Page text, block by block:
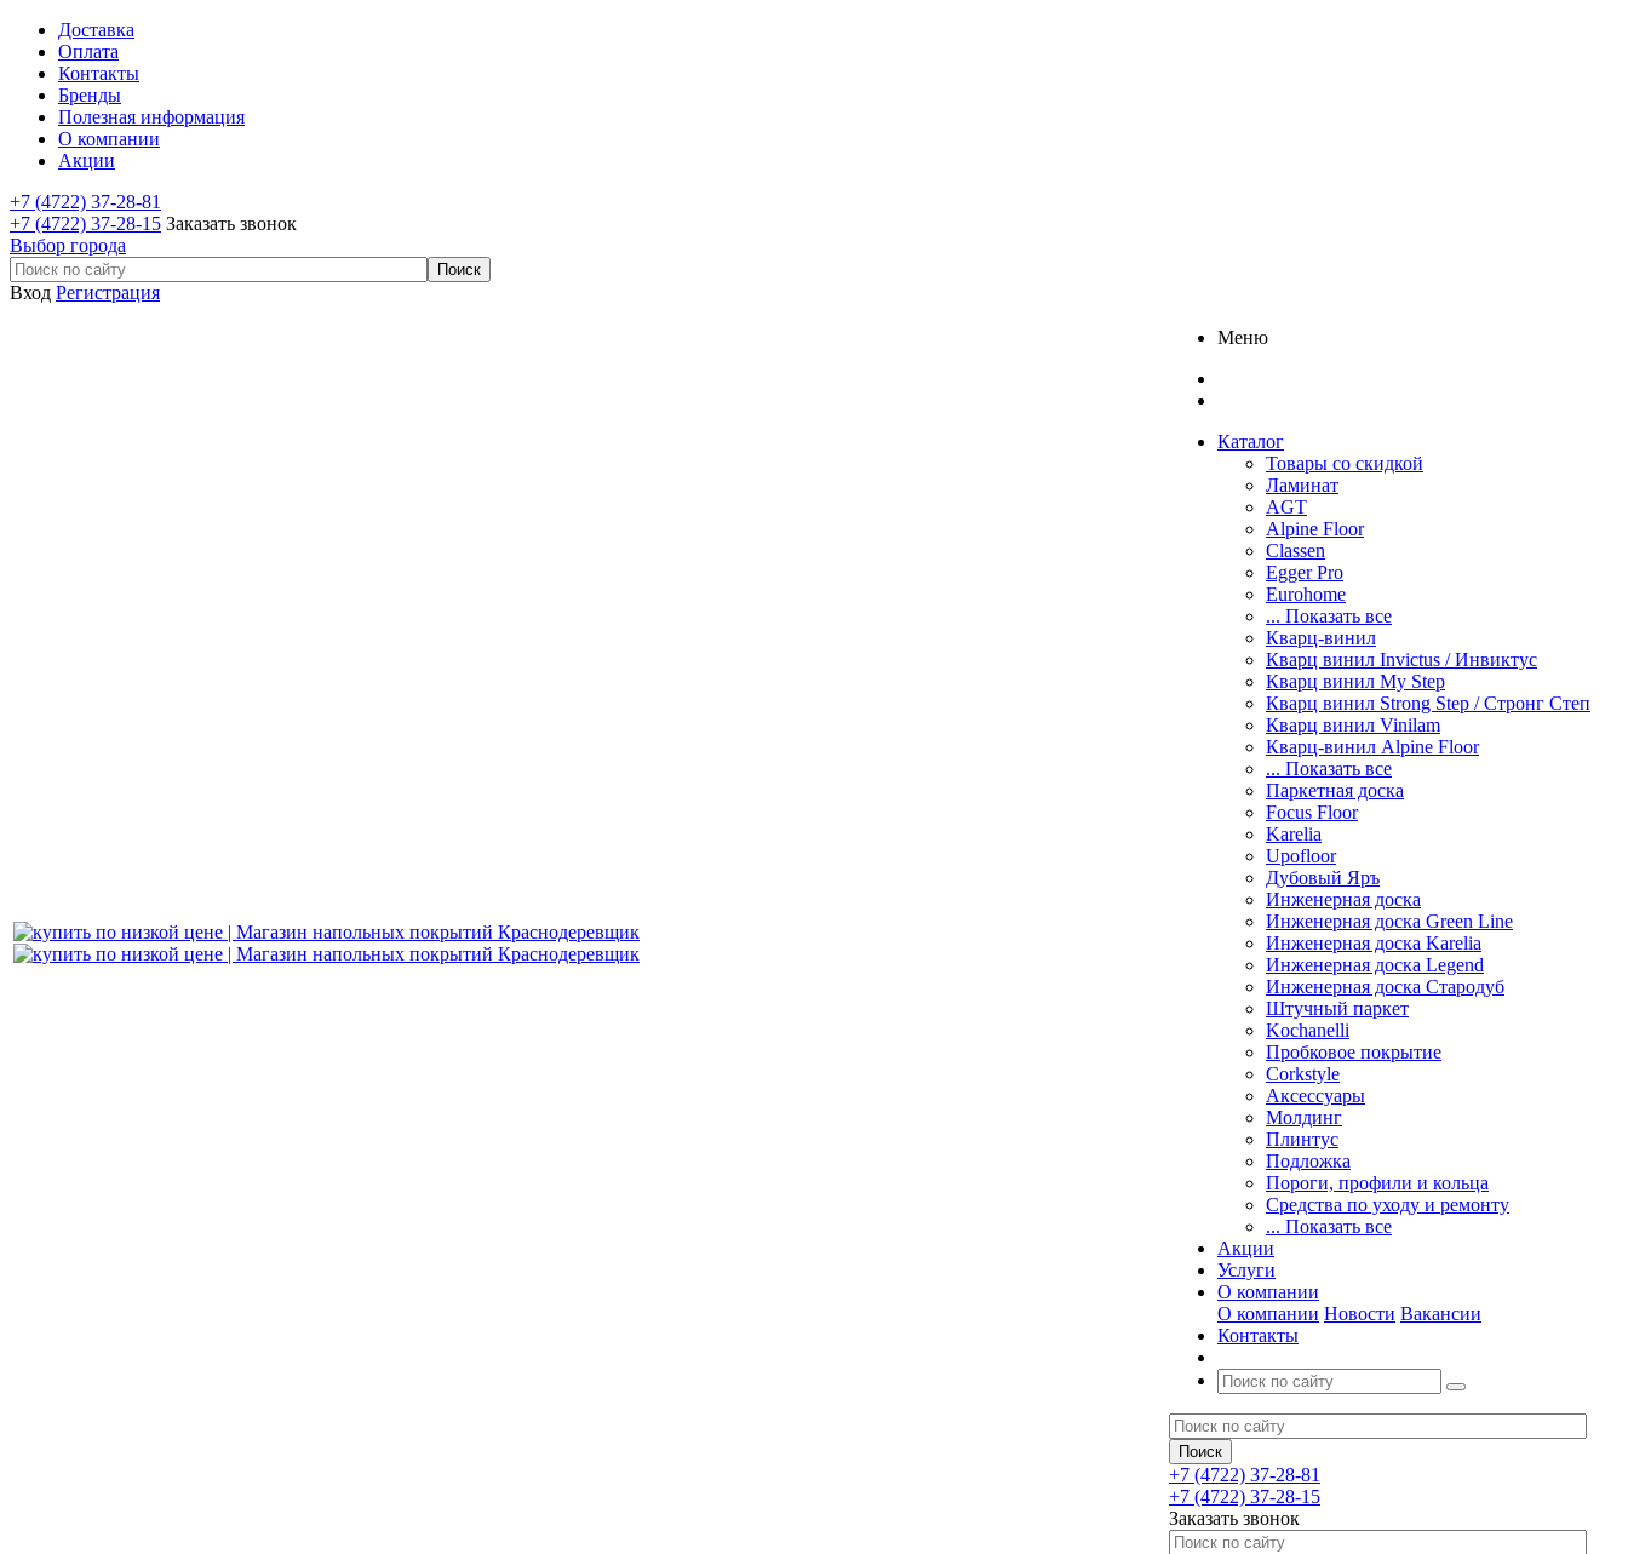
Доставка
Оплата
Контакты
Бренды
Полезная информация
О компании
Акции
+7 (4722) 37-28-81
+7 (4722) 37-28-15 Заказать звонок
Выбор города
Вход Регистрация
Меню
Каталог
Товары со скидкой
Ламинат
AGT
Alpine Floor
Classen
Egger Pro
Eurohome
... Показать все
Кварц-винил
Кварц винил Invictus / Инвиктус
Кварц винил My Step
Кварц винил Strong Step / Стронг Степ
Кварц винил Vinilam
Кварц-винил Alpine Floor
... Показать все
Паркетная доска
Focus Floor
Karelia
Upofloor
Дубовый Яръ
Инженерная доска
Инженерная доска Green Line
Инженерная доска Karelia
Инженерная доска Legend
Инженерная доска Стародуб
Штучный паркет
Kochanelli
Пробковое покрытие
Corkstyle
Аксессуары
Молдинг
Плинтус
Подложка
Пороги, профили и кольца
Средства по уходу и ремонту
... Показать все
Акции
Услуги
О компании
О компании Новости Вакансии
Контакты
+7 (4722) 37-28-81
+7 (4722) 37-28-15
Заказать звонок